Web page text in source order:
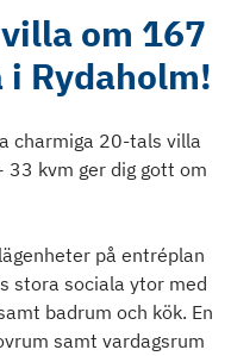
om 167
i Rydaholm!
charmiga 20-tals villa
33 kvm ger dig gott om
på entréplan
stora sociala ytor med
badrum och kök. En
samt vardagsrum